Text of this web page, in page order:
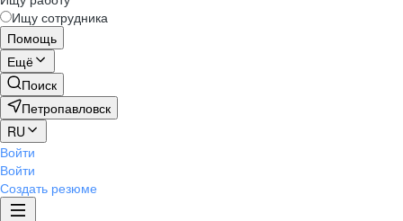
Ищу сотрудника
Помощь
Ещё
Поиск
Петропавловск
RU
Войти
Войти
Создать резюме